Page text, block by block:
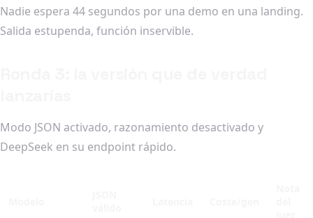
Nadie espera 44 segundos por una demo en una landing.
Salida estupenda, función inservible.
Modo JSON activado, razonamiento desactivado y
DeepSeek en su endpoint rápido.